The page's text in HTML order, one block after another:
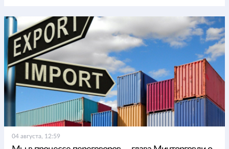
04 августа, 12:59